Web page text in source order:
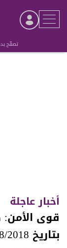
تصفّح
أخبار عاجلة
بتاريخ 3/08/2018